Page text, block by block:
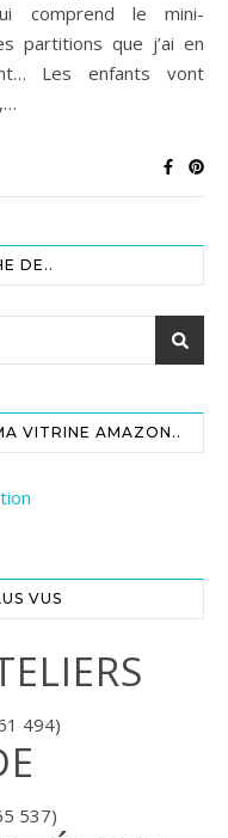
comprend le mini-
partitions que j’ai en
Les enfants vont
DE..
VITRINE AMAZON..
VUS
494)
537)